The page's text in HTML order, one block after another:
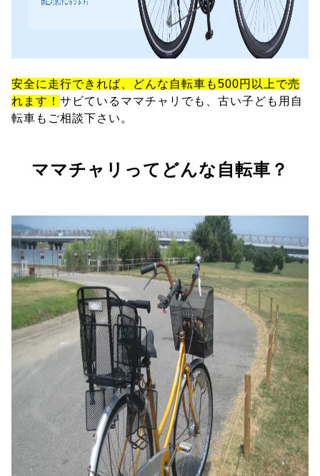
安全に走行できれば、どんな自転車も500円以上で売
れます！ サビているママチャリでも、古い子ども用自
転車もご相談下さい。
ママチャリってどんな自転車？